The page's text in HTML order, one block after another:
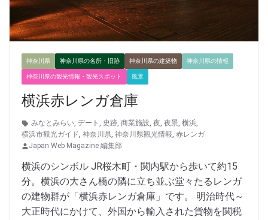
神奈川県 神奈川県の名所・旧跡 神奈川県の建築物 神奈川県の情報
神奈川県の観光情報・観光スポット 風景
横浜赤レンガ倉庫
みなとみらい, デート , 史跡, 商業施設, 夜, 夜景, 横浜,
横浜市観光ガイド, 神奈川県, 神奈川県観光情報, 赤レンガ
Japan Web Magazine 編集部
横浜のシンボル JR桜木町・関内駅から歩いて約15
分。横浜の大さん橋の隣に立ち並ぶ堂々たるレンガ
の建物群が「横浜赤レンガ倉庫」です。 明治時代～
大正時代にかけて、外国から輸入された貨物を関税